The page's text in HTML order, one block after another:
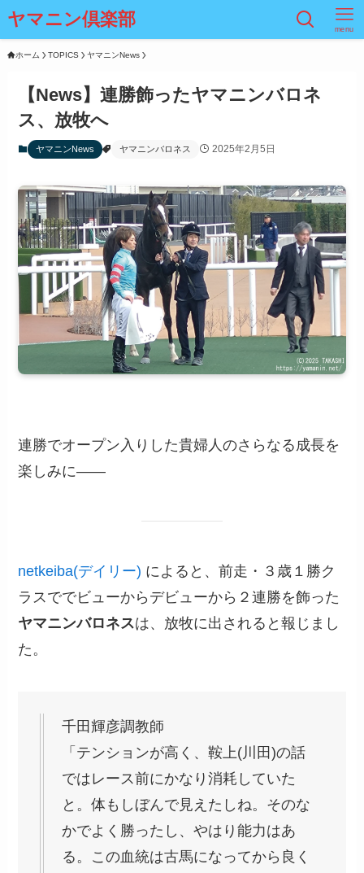
ヤマニン倶楽部 menu
ホーム TOPICS ヤマニンNews
【News】連勝飾ったヤマニンバロネ
ス、放牧へ
ヤマニンNews ヤマニンバロネス 2025年2月5日
連勝でオープン入りした貴婦人のさらなる成長を
楽しみに――
netkeiba(デイリー) によると、前走・３歳１勝ク
ラスででビューからデビューから２連勝を飾った
ヤマニンバロネスは、放牧に出されると報じまし
た。
千田輝彦調教師
「テンションが高く、鞍上(川田)の話
ではレース前にかなり消耗していた
と。体もしぼんで見えたしね。そのな
かでよく勝ったし、やはり能力はあ
る。この血統は古馬になってから良く